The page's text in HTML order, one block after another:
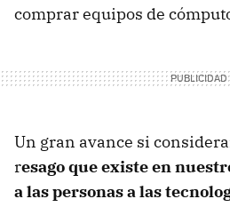
comprar equipos de
Un gran avance si
resago que existe en
a las personas a las